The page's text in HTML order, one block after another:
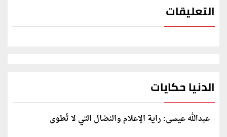
التعليقات
الدنيا حكايات
عبدالله عيسى: راية الإعلام والنضال التي لا تُطوى